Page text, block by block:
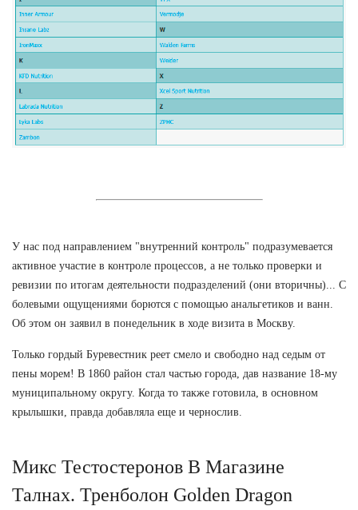
У нас под направлением "внутренний контроль" подразумевается
активное участие в контроле процессов, а не только проверки и
ревизии по итогам деятельности подразделений (они вторичны)... С
болевыми ощущениями борются с помощью анальгетиков и ванн.
Об этом он заявил в понедельник в ходе визита в Москву.
Только гордый Буревестник реет смело и свободно над седым от
пены морем! В 1860 район стал частью города, дав название 18-му
муниципальному округу. Когда то также готовила, в основном
крылышки, правда добавляла еще и чернослив.
Микс Тестостеронов В Магазине
Талнах. Тренболон Golden Dragon